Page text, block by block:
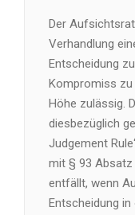
Der
Verhandlung
Entscheidung
Kompromiss zu
Höhe zulässig.
diesbezüglich
Judgement
mit § 93 Absatz
entfällt, wenn
Entscheidung